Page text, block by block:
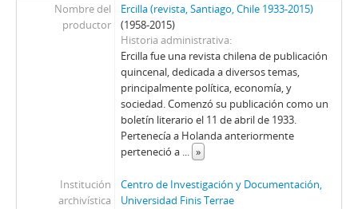
01700 - Revista Ercilla. Año XXXIII, N° 1700
01701 - Revista Ercilla. Año XXXII, N° 1701
01701-1 - Revista Ercilla. Año XXXII, N° 1701
01702 - Revista Ercilla. Año XXXIV, N° 1702
01703 - Revista Ercilla. Año XXXIV, N° 1703
01704 - Revista Ercilla. Año XXXIV, N° 1704
01705 - Revista Ercilla. Año XXXIV, N° 1705
01706 - Revista Ercilla. Año XXXIV, N° 1706
01707 - Revista Ercilla. Año XXXIV, N° 1707
01708 - Revista Ercilla. Año XXXIV, N° 1708
01709 - Revista Ercilla. Año XXXIV, N° 1709
Nombre del
productor
Ercilla (revista, Santiago, Chile 1933-2015)
(1958-2015)
Historia administrativa
Ercilla fue una revista chilena de publicación
quincenal, dedicada a diversos temas,
principalmente política, economía, y
sociedad. Comenzó su publicación como un
boletín literario el 11 de abril de 1933.
Pertenecía a Holanda anteriormente
perteneció a ... »
Institución
archivística
Centro de Investigación y Documentación,
Universidad Finis Terrae